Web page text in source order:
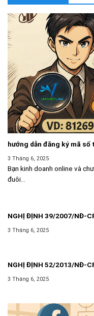
hướng dẫn đăng ký mã
3 Tháng 6, 2025
Bạn kinh doanh online và
đuôi...
NGHỊ ĐỊNH 39/2007/NĐ-
3 Tháng 6, 2025
NGHỊ ĐỊNH 52/2013/NĐ-
3 Tháng 6, 2025